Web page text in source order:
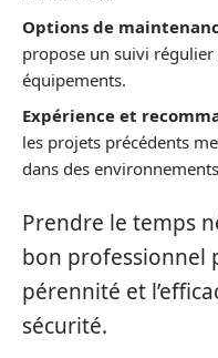
Options de
propose un suivi régulier
équipements.
Expérience et
les projets précédents
dans des
Prendre le temps
bon professionnel
pérennité et
sécurité.